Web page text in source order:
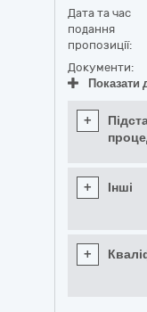
Дата та час
подання
пропозиції:
Документи:
Показати
+
+ Інші
+